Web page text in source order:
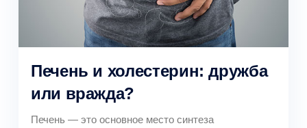
Печень и холестерин: дружба
или вражда?
Печень — это основное место синтеза